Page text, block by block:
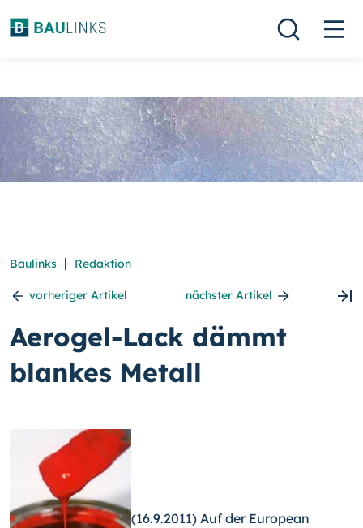
Baulinks | Redaktion
vorheriger Artikel nächster Artikel
Aerogel-Lack dämmt
blankes Metall
(16.9.2011) Auf der European